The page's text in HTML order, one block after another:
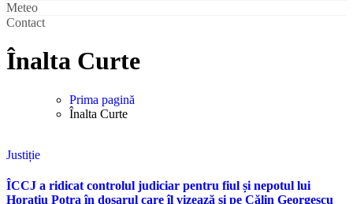
Meteo
Contact
Înalta Curte
Prima pagină
Înalta Curte
Justiție
ÎCCJ a ridicat controlul judiciar pentru fiul și nepotul lui
Horațiu Potra în dosarul care îl vizează și pe Călin Georgescu